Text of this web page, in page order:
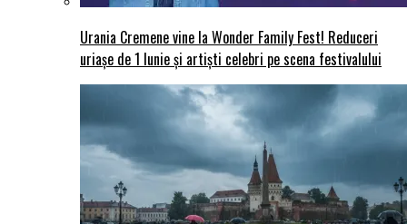
Urania Cremene vine la Wonder Family Fest! Reduceri
uriașe de 1 Iunie și artiști celebri pe scena festivalului